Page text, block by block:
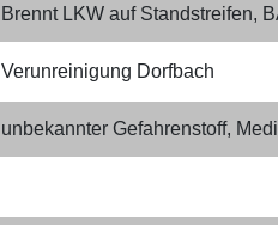
Brennt LKW auf Standstreifen,
Verunreinigung Dorfbach
unbekannter Gefahrenstoff,